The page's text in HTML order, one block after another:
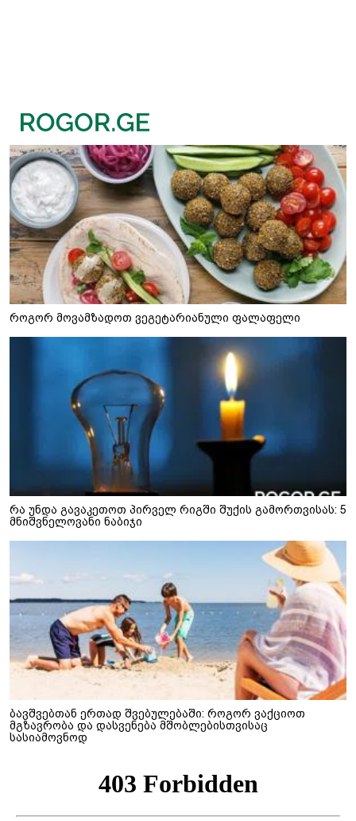
როგორ მოვამზადოთ ვეგეტარიანული ფალაფელი
რა უნდა გავაკეთოთ პირველ რიგში შუქის გამორთვისას: 5
მნიშვნელოვანი ნაბიჯი
ბავშვებთან ერთად შვებულებაში: როგორ ვაქციოთ
მგზავრობა და დასვენება მშობლებისთვისაც
სასიამოვნოდ